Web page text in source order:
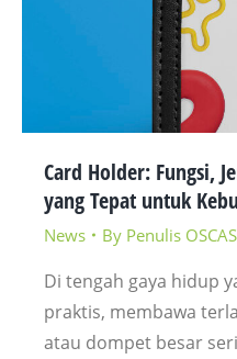
Card Holder: Fungsi,
yang Tepat untuk
News By Penulis
Di tengah gaya hidup
praktis, membawa
atau dompet besar